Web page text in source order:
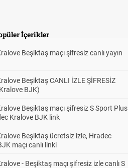
İçerikler
Beşiktaş maçı şifresiz canlı yayın
Beşiktaş CANLI İZLE ŞİFRESİZ
BJK)
Beşiktaş maçı şifresiz S Sport Plus
Kralove BJK link
Beşiktaş ücretsiz izle, Hradec
maçı canlı linki
- Beşiktaş maçı şifresiz izle canlı S